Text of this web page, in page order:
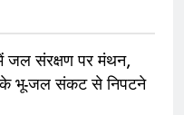
जल संरक्षण पर मंथन,
के भू-जल संकट से निपटने